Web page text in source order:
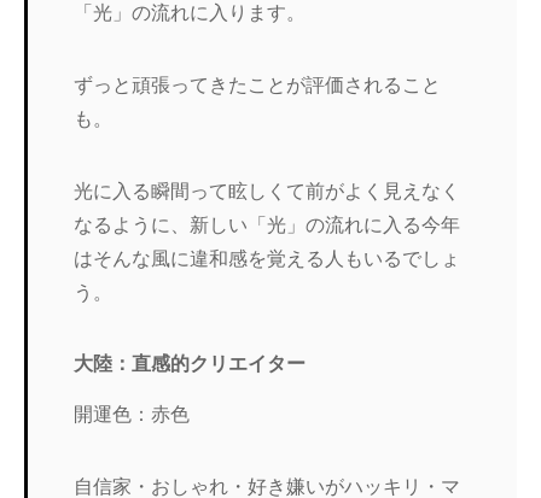
「光」の流れに入ります。
ずっと頑張ってきたことが評価されること
も。
光に入る瞬間って眩しくて前がよく見えなく
なるように、新しい「光」の流れに入る今年
はそんな風に違和感を覚える人もいるでしょ
う。
大陸：直感的クリエイター
開運色：赤色
自信家・おしゃれ・好き嫌いがハッキリ・マ